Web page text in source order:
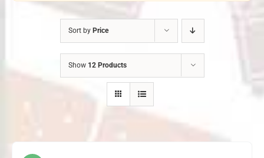
Sort by Price
Show 12 Products